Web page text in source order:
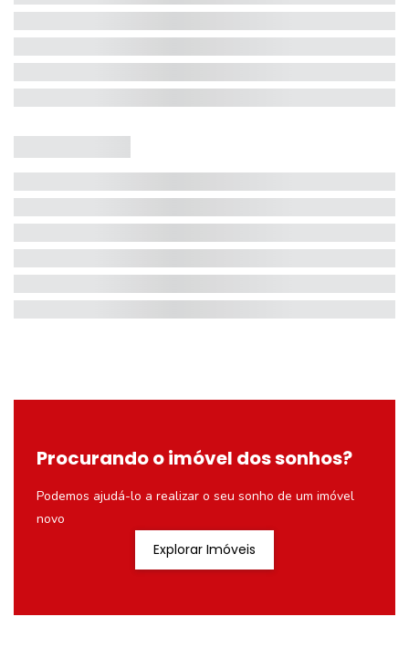
Procurando o imóvel dos sonhos?
Podemos ajudá-lo a realizar o seu sonho de um imóvel
novo
Explorar Imóveis